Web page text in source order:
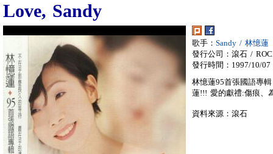
Love, Sandy
歌手： Sandy / 林憶蓮
發行公司：滾石 /
發行時間：1997/10/07
林憶蓮95首張國語專
蓮!!! 愛的獻禮:傷痕、
資料來源：滾石